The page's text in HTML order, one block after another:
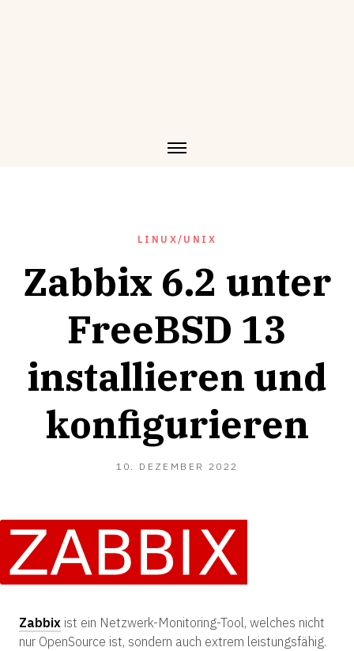
LINUX/UNIX
Zabbix 6.2 unter
FreeBSD 13
installieren und
konfigurieren
10. DEZEMBER 2022
Zabbix ist ein Netzwerk-Monitoring-Tool, welches nicht
nur OpenSource ist, sondern auch extrem leistungsfähig.